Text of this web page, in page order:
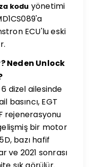
kodu yönetimi
ECU'lu eski
Neden Unlock
6 dizel ailesinde
basıncı, EGT
rejenerasyonu
bir motor
bazı hafif
ve 2021 sonrası